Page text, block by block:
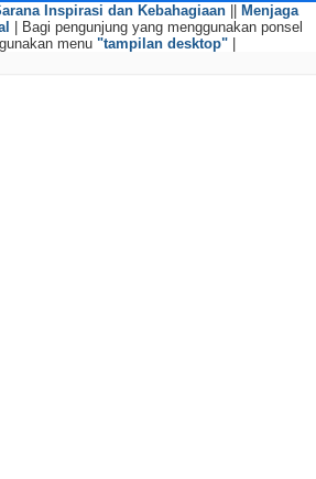
Inspirasi dan Kebahagiaan
Menjaga
| Bagi pengunjung yang menggunakan ponsel
menu "tampilan desktop"